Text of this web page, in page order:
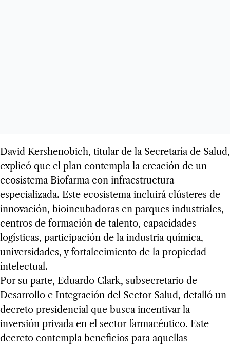
David Kershenobich, titular de la Secretaría de Salud,
explicó que el plan contempla la creación de un
ecosistema Biofarma con infraestructura
especializada. Este ecosistema incluirá clústeres de
innovación, bioincubadoras en parques industriales,
centros de formación de talento, capacidades
logísticas, participación de la industria química,
universidades, y fortalecimiento de la propiedad
intelectual.
Por su parte, Eduardo Clark, subsecretario de
Desarrollo e Integración del Sector Salud, detalló un
decreto presidencial que busca incentivar la
inversión privada en el sector farmacéutico. Este
decreto contempla beneficios para aquellas